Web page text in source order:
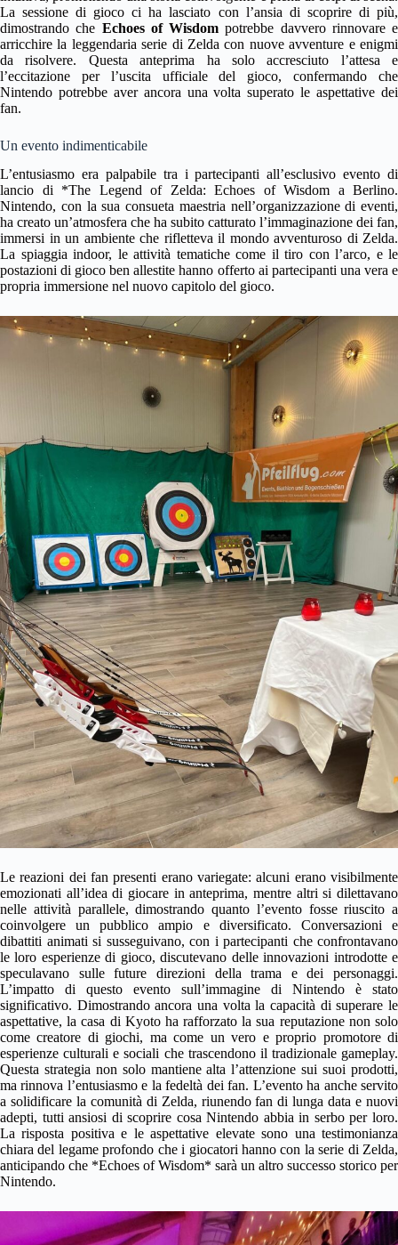
La sessione di gioco ci ha lasciato con l’ansia di scoprire di più,
dimostrando che Echoes of Wisdom potrebbe davvero rinnovare e
arricchire la leggendaria serie di Zelda con nuove avventure e enigmi
da risolvere. Questa anteprima ha solo accresciuto l’attesa e
l’eccitazione per l’uscita ufficiale del gioco, confermando che
Nintendo potrebbe aver ancora una volta superato le aspettative dei
fan.
Un evento indimenticabile
L’entusiasmo era palpabile tra i partecipanti all’esclusivo evento di
lancio di *The Legend of Zelda: Echoes of Wisdom a Berlino.
Nintendo, con la sua consueta maestria nell’organizzazione di eventi,
ha creato un’atmosfera che ha subito catturato l’immaginazione dei fan,
immersi in un ambiente che rifletteva il mondo avventuroso di Zelda.
La spiaggia indoor, le attività tematiche come il tiro con l’arco, e le
postazioni di gioco ben allestite hanno offerto ai partecipanti una vera e
propria immersione nel nuovo capitolo del gioco.
Le reazioni dei fan presenti erano variegate: alcuni erano visibilmente
emozionati all’idea di giocare in anteprima, mentre altri si dilettavano
nelle attività parallele, dimostrando quanto l’evento fosse riuscito a
coinvolgere un pubblico ampio e diversificato. Conversazioni e
dibattiti animati si susseguivano, con i partecipanti che confrontavano
le loro esperienze di gioco, discutevano delle innovazioni introdotte e
speculavano sulle future direzioni della trama e dei personaggi.
L’impatto di questo evento sull’immagine di Nintendo è stato
significativo. Dimostrando ancora una volta la capacità di superare le
aspettative, la casa di Kyoto ha rafforzato la sua reputazione non solo
come creatore di giochi, ma come un vero e proprio promotore di
esperienze culturali e sociali che trascendono il tradizionale gameplay.
Questa strategia non solo mantiene alta l’attenzione sui suoi prodotti,
ma rinnova l’entusiasmo e la fedeltà dei fan. L’evento ha anche servito
a solidificare la comunità di Zelda, riunendo fan di lunga data e nuovi
adepti, tutti ansiosi di scoprire cosa Nintendo abbia in serbo per loro.
La risposta positiva e le aspettative elevate sono una testimonianza
chiara del legame profondo che i giocatori hanno con la serie di Zelda,
anticipando che *Echoes of Wisdom* sarà un altro successo storico per
Nintendo.